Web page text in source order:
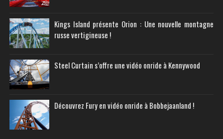
Kings Island présente Orion : Une nouvelle montagne
russe vertigineuse !
Steel Curtain s’offre une vidéo onride à Kennywood
Découvrez Fury en vidéo onride à Bobbejaanland !